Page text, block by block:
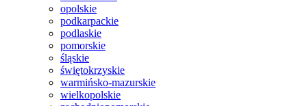
opolskie
podkarpackie
podlaskie
pomorskie
śląskie
świętokrzyskie
warmińsko-mazurskie
wielkopolskie